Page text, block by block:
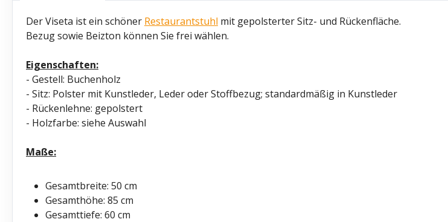
Der Viseta ist ein schöner Restaurantstuhl mit gepolsterter Sitz- und Rückenfläche.
Bezug sowie Beizton können Sie frei wählen.
Eigenschaften:
- Gestell: Buchenholz
- Sitz: Polster mit Kunstleder, Leder oder Stoffbezug; standardmäßig in Kunstleder
- Rückenlehne: gepolstert
- Holzfarbe: siehe Auswahl
Maße:
Gesamtbreite: 50 cm
Gesamthöhe: 85 cm
Gesamttiefe: 60 cm